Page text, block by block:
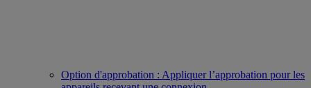
Option d'approbation : Appliquer l’approbation pour les